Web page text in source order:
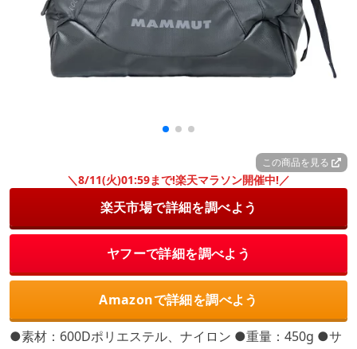
この商品を見る
＼8/11(火)01:59まで!楽天マラソン開催中!／
楽天市場で詳細を調べよう
ヤフーで詳細を調べよう
Amazonで詳細を調べよう
●素材：600Dポリエステル、ナイロン ●重量：450g ●サ